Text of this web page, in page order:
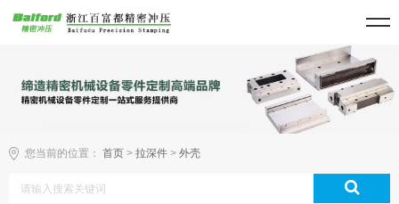
您当前的位置： 首页 > 拉深件 > 外壳